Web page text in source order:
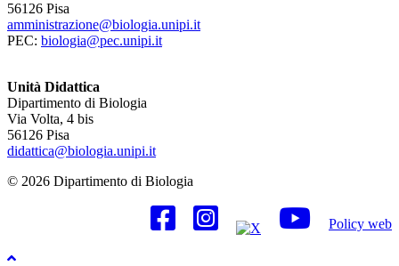
56126 Pisa
amministrazione@biologia.unipi.it
PEC: biologia@pec.unipi.it
Unità Didattica
Dipartimento di Biologia
Via Volta, 4 bis
56126 Pisa
didattica@biologia.unipi.it
© 2026 Dipartimento di Biologia
Policy web